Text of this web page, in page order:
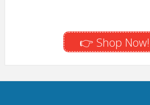
👉 Shop Now!